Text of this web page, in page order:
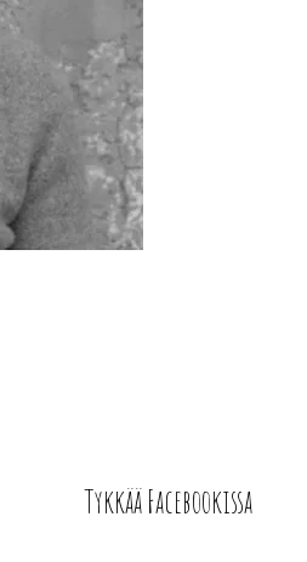
Tykkää Facebookissa